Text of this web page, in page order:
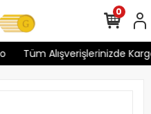
Tüm Alışverişlerinizde
0